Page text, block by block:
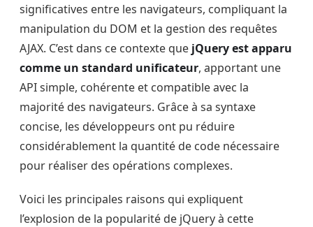
significatives entre les navigateurs, compliquant la
manipulation du DOM et la gestion des requêtes
AJAX. C’est dans ce contexte que jQuery est apparu
comme un standard unificateur, apportant une
API simple, cohérente et compatible avec la
majorité des navigateurs. Grâce à sa syntaxe
concise, les développeurs ont pu réduire
considérablement la quantité de code nécessaire
pour réaliser des opérations complexes.
Voici les principales raisons qui expliquent
l’explosion de la popularité de jQuery à cette